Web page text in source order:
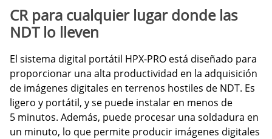
Contáctenos
CR para cualquier lugar donde las
NDT lo lleven
El sistema digital portátil HPX-PRO está diseñado para
proporcionar una alta productividad en la adquisición
de imágenes digitales en terrenos hostiles de NDT. Es
ligero y portátil, y se puede instalar en menos de
5 minutos. Además, puede procesar una soldadura en
un minuto, lo que permite producir imágenes digitales